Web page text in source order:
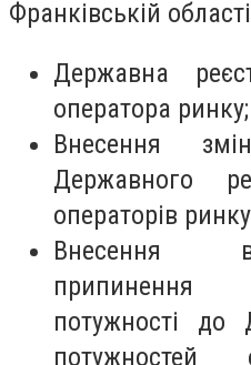
Франківській
Державна
оператора ринку;
Внесення
Державного
операторів
Внесення
потужності до
потужностей